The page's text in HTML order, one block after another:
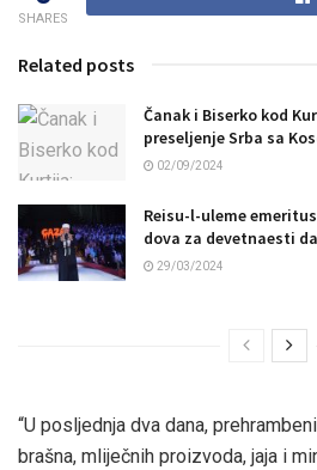
SHARES
Related posts
Čanak i Biserko kod
preseljenje Srba sa
02/09/2024
Reisu-l-uleme
dova za devetnaesti
29/03/2024
“U posljednja dva dana,
brašna, mliječnih proizvoda, jaja i